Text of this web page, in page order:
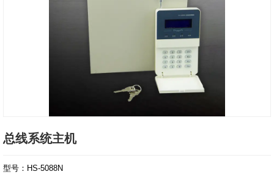
总线系统主机
型号：HS-5088N